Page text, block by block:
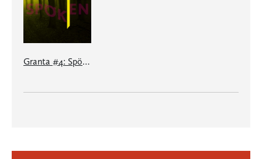
Granta #4: Spöken